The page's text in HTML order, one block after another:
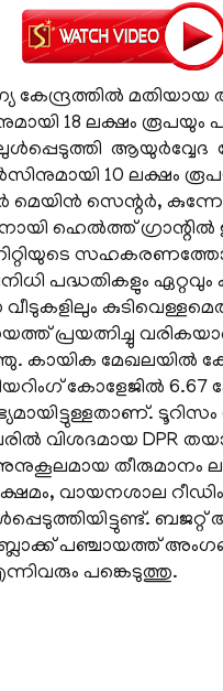
കേന്ദ്രത്തില്‍
18 ലക്ഷം രൂപയും
10 ലക്ഷം
മെയിന്‍ സെന്റര്‍,
ഹെല്‍ത്ത്
പദ്ധതികളും ഏറ്റവും
പ്രയത്നിച്ചു
മേഖലയില്‍
കോളേജില്‍
വിശദമായ DPR
തീരുമാനം
വായനശാല
പഞ്ചായത്ത്
പങ്കെടുത്തു.